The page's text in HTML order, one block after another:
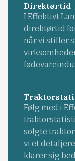
Direktørtid
I Effektivt
direktørtid
når vi stiller
Følg med i
solgte
vi et
klarer sig